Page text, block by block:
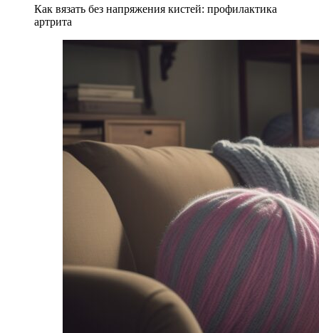
Как вязать без напряжения кистей: профилактика
артрита